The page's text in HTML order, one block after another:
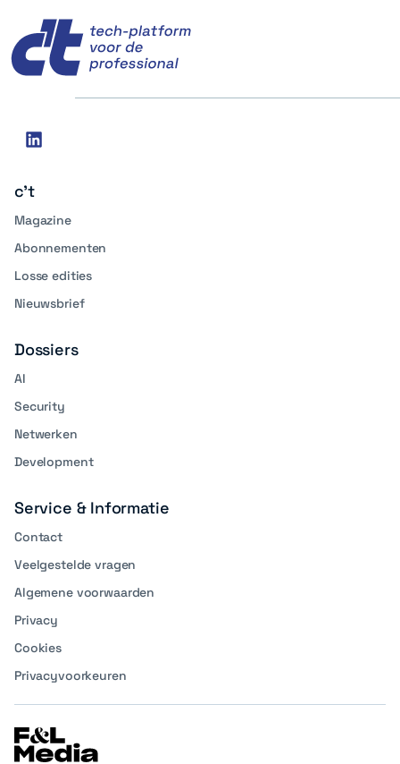
Social
linkedin
c't
Magazine
Abonnementen
Losse edities
Nieuwsbrief
Dossiers
AI
Security
Netwerken
Development
Service & Informatie
Contact
Veelgestelde vragen
Algemene voorwaarden
Privacy
Cookies
Privacyvoorkeuren